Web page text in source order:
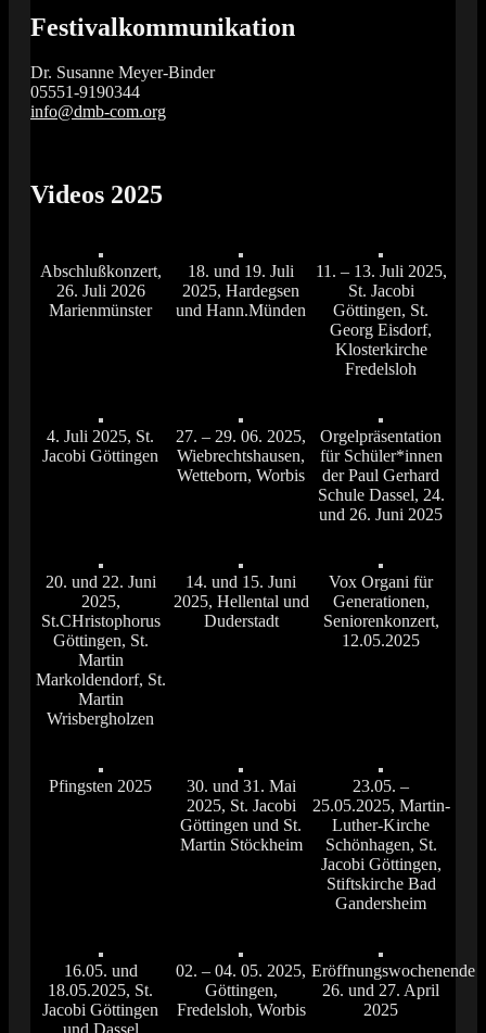
Festivalkommunikation
Dr. Susanne Meyer-Binder
05551-9190344
info@dmb-com.org
Vox Organi
Videos 2025
Abschlußkonzert,
26. Juli 2026
Marienmünster
18. und 19. Juli
2025, Hardegsen
und Hann.Münden
11. – 13. Juli 2025,
St. Jacobi
Göttingen, St.
Georg Eisdorf,
Klosterkirche
Fredelsloh
4. Juli 2025, St.
Jacobi Göttingen
27. – 29. 06. 2025,
Wiebrechtshausen,
Wetteborn, Worbis
Orgelpräsentation
für Schüler*innen
der Paul Gerhard
Schule Dassel, 24.
und 26. Juni 2025
20. und 22. Juni
2025,
St.CHristophorus
Göttingen, St.
Martin
Markoldendorf, St.
Martin
Wrisbergholzen
14. und 15. Juni
2025, Hellental und
Duderstadt
Vox Organi für
Generationen,
Seniorenkonzert,
12.05.2025
Pfingsten 2025
30. und 31. Mai
2025, St. Jacobi
Göttingen und St.
Martin Stöckheim
23.05. –
25.05.2025, Martin-
Luther-Kirche
Schönhagen, St.
Jacobi Göttingen,
Stiftskirche Bad
Gandersheim
16.05. und
18.05.2025, St.
Jacobi Göttingen
02. – 04. 05. 2025,
Göttingen,
Fredelsloh, Worbis
Eröffnungswochenende
26. und 27. April
2025